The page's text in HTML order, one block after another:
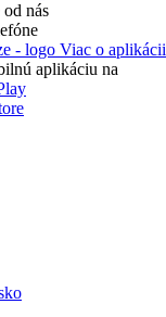
nás
Viac o aplikácii
aplikáciu na